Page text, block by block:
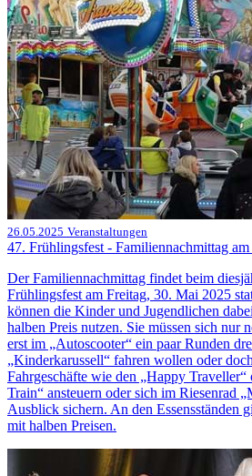
26.05.2025 Veranstaltungen
47. Frühlingsfest - Familiennachmittag
Der Familiennachmittag findet beim
Frühlingsfest am Freitag, 30. Mai 2025
können die Kinder und Jugendlichen
halben Preis nutzen. Sie müssen sich nur
erst im „Autoscooter“ ein paar Runden
„Kinderkarussell“ fahren wollen oder
Fahrgeschäfte wie den „Happy Traveller“
Train“ ansteuern oder sich im Riesenrad
Ausblick sichern. An den Essensständen
mit halben Preisen.